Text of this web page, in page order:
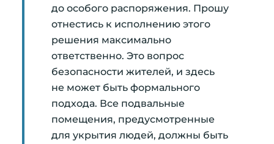
до особого распоряжения. Прошу
отнестись к исполнению этого
решения максимально
ответственно. Это вопрос
безопасности жителей, и здесь
не может быть формального
подхода. Все подвальные
помещения, предусмотренные
для укрытия людей, должны быть